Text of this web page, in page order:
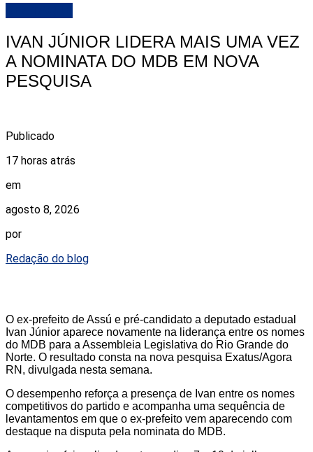
IVAN JÚNIOR LIDERA MAIS UMA VEZ
A NOMINATA DO MDB EM NOVA
PESQUISA
Publicado
17 horas atrás
em
agosto 8, 2026
por
Redação do blog
O ex-prefeito de Assú e pré-candidato a deputado estadual
Ivan Júnior aparece novamente na liderança entre os nomes
do MDB para a Assembleia Legislativa do Rio Grande do
Norte. O resultado consta na nova pesquisa Exatus/Agora
RN, divulgada nesta semana.
O desempenho reforça a presença de Ivan entre os nomes
competitivos do partido e acompanha uma sequência de
levantamentos em que o ex-prefeito vem aparecendo com
destaque na disputa pela nominata do MDB.